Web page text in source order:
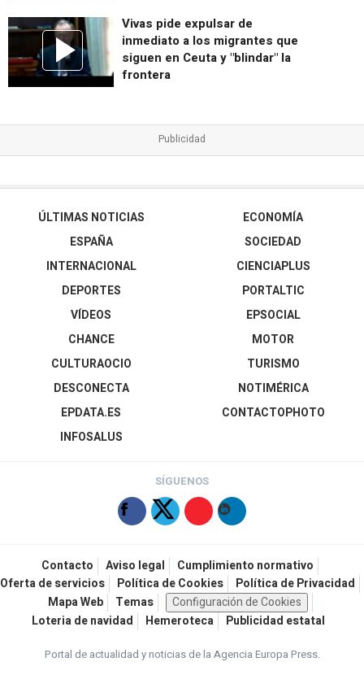
Vivas pide expulsar de
inmediato a los migrantes que
siguen en Ceuta y "blindar" la
frontera
ÚLTIMAS NOTICIAS
ESPAÑA
INTERNACIONAL
DEPORTES
VÍDEOS
ECONOMÍA
SOCIEDAD
CIENCIAPLUS
PORTALTIC
EPSOCIAL
CHANCE
CULTURAOCIO
DESCONECTA
EPDATA.ES
INFOSALUS
MOTOR
TURISMO
NOTIMÉRICA
CONTACTOPHOTO
SÍGUENOS
Contacto Aviso legal
Cumplimiento normativo
Oferta de servicios
Política de Cookies
Política de Privacidad
Mapa Web
Temas
Configuración de Cookies
Loteria de navidad
Hemeroteca Publicidad estatal
Portal de actualidad y noticias de la Agencia Europa Press.